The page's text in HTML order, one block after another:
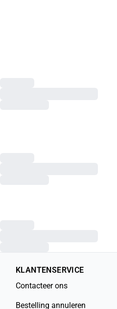
KLANTENSERVICE
Contacteer ons
Bestelling annuleren